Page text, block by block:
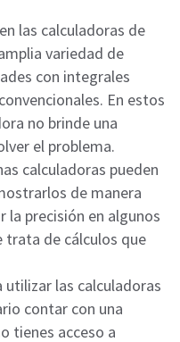
las calculadoras de
variedad de
con integrales
En estos
no brinde una
el problema.
calculadoras pueden
de manera
la precisión en algunos
trata de cálculos que
utilizar las calculadoras
contar con una
tienes acceso a